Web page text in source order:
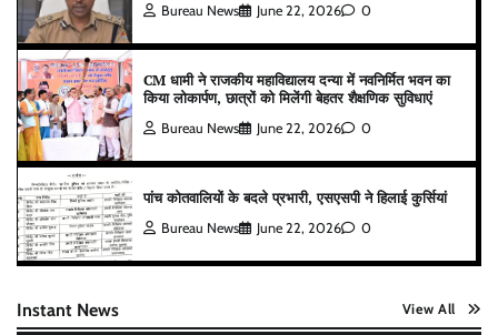
Bureau News June 22, 2026 0
CM धामी ने राजकीय महाविद्यालय दन्या में नवनिर्मित भवन का
किया लोकार्पण, छात्रों को मिलेंगी बेहतर शैक्षणिक सुविधाएं
Bureau News June 22, 2026 0
पांच कोतवालियों के बदले प्रभारी, एसएसपी ने हिलाई कुर्सियां
Bureau News June 22, 2026 0
Instant News View All